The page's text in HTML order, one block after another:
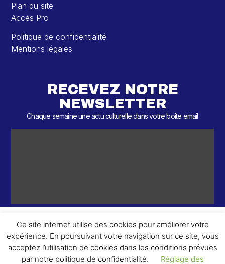
Plan du site
Accès Pro
Politique de confidentialité
Mentions légales
RECEVEZ NOTRE
NEWSLETTER
Chaque semaine une actu culturelle dans votre boîte email
© 2026 – 2 ème Round – Tous droits réservés.
Ce site internet utilise des cookies pour améliorer votre
expérience. En poursuivant votre navigation sur ce site, vous
acceptez l’utilisation de cookies dans les conditions prévues
par notre politique de confidentialité.
Réglage des